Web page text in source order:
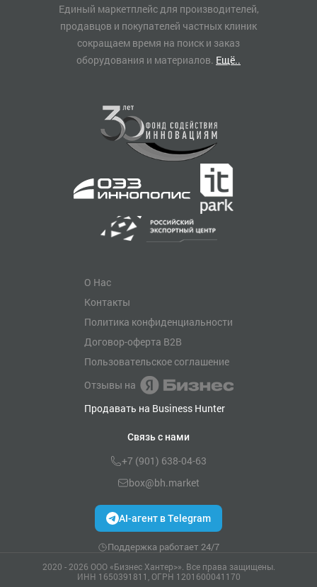
Единый маркетплейс для производителей,
продавцов и покупателей частных клиник
сокращаем время на поиск и заказ
оборудования и материалов. Ещё..
О Нас
Контакты
Политика конфиденциальности
Договор-оферта B2B
Пользовательское соглашение
Отзывы на
Продавать на Business Hunter
Связь с нами
+7 (901) 638-04-63
box@bh.market
AI-агент в Telegram
Поддержка работает 24/7
2020 - 2026 ООО «Бизнес Хантер>». Все права защищены.
ИНН 1650391811, ОГРН 1201600041170